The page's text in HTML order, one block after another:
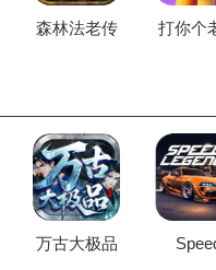
森林法老传
打你个
万古大极品